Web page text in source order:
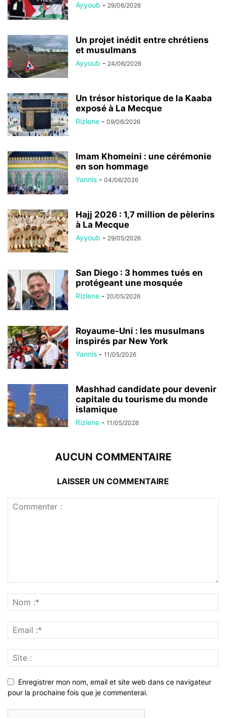
Ayyoub - 29/06/2026
Un projet inédit entre chrétiens
et musulmans
Ayyoub - 24/06/2026
Un trésor historique de la Kaaba
exposé à La Mecque
Rizlene - 09/06/2026
Imam Khomeini : une cérémonie
en son hommage
Yannis - 04/06/2026
Hajj 2026 : 1,7 million de pèlerins
à La Mecque
Ayyoub - 29/05/2026
San Diego : 3 hommes tués en
protégeant une mosquée
Rizlene - 20/05/2026
Royaume-Uni : les musulmans
inspirés par New York
Yannis - 11/05/2026
Mashhad candidate pour devenir
capitale du tourisme du monde
islamique
Rizlene - 11/05/2026
AUCUN COMMENTAIRE
LAISSER UN COMMENTAIRE
Enregistrer mon nom, email et site web dans ce navigateur
pour la prochaine fois que je commenterai.